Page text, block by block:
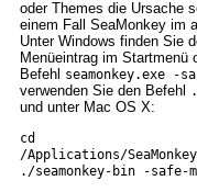
oder Themes die Ursache
einem Fall SeaMonkey im
Unter Windows finden Sie
Menüeintrag im Startmenü
Befehl seamonkey.exe -
verwenden Sie den Befehl
und unter Mac OS X:
cd
/Applications/
./seamonkey-bin -safe-